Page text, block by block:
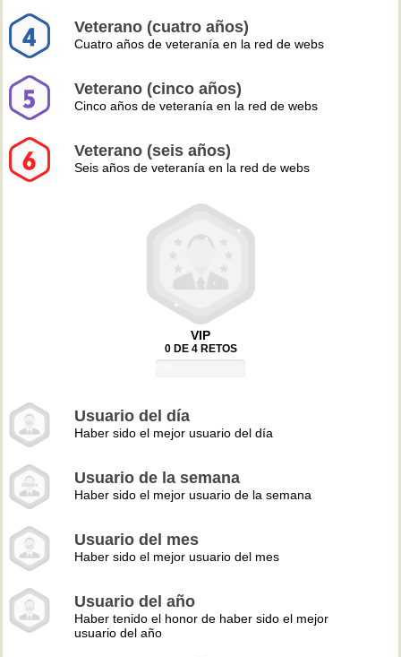
Veterano (cuatro años)
Cuatro años de veteranía en la red de webs
Veterano (cinco años)
Cinco años de veteranía en la red de webs
Veterano (seis años)
Seis años de veteranía en la red de webs
VIP
0 DE 4 RETOS
Usuario del día
Haber sido el mejor usuario del día
Usuario de la semana
Haber sido el mejor usuario de la semana
Usuario del mes
Haber sido el mejor usuario del mes
Usuario del año
Haber tenido el honor de haber sido el mejor
usuario del año